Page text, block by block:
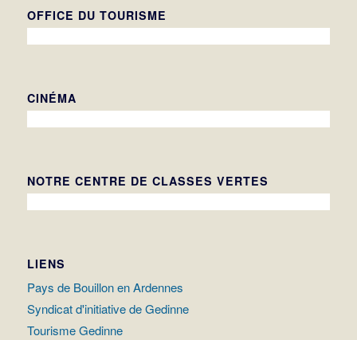
OFFICE DU TOURISME
CINÉMA
NOTRE CENTRE DE CLASSES VERTES
LIENS
Pays de Bouillon en Ardennes
Syndicat d'initiative de Gedinne
Tourisme Gedinne